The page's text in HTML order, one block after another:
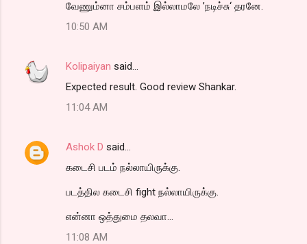
வேணும்னா சம்பளம் இல்லாமலே ’நடிச்சு‘ தரனே.
10:50 AM
Kolipaiyan said…
Expected result. Good review Shankar.
11:04 AM
Ashok D said…
கடைசி படம் நல்லாயிருக்கு.
படத்தில கடைசி fight நல்லாயிருக்கு.
என்னா ஒத்துமை தலவா...
11:08 AM